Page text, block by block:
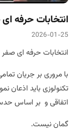
انتخابات حرفه
2026-01-25
انتخابات حرفه ای صفر
با مروری بر جریان
تکنولوزی باید اذعان
اتفاقی و بر اساس
گمان نیست.